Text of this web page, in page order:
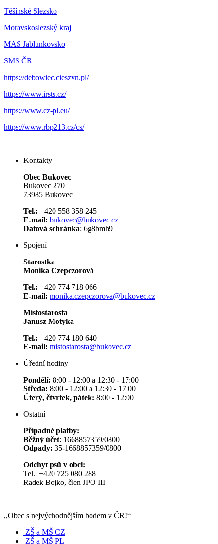
Těšínské Slezsko
Moravskoslezský kraj
MAS Jablunkovsko
SMS ČR
https://debowiec.cieszyn.pl/
https://www.irsts.cz/
https://www.cz-pl.eu/
https://www.rbp213.cz/cs/
Kontakty
Obec Bukovec
Bukovec 270
73985 Bukovec
Tel.: +420 558 358 245
E-mail: bukovec@bukovec.cz
Datová schránka: 6g8bmh9
Spojení
Starostka
Monika Czepczorová
Tel.: +420 774 718 066
E-mail: monika.czepczorova@bukovec.cz
Místostarosta
Janusz Motyka
Tel.: +420 774 180 640
E-mail: mistostarosta@bukovec.cz
Úřední hodiny
Pondělí: 8:00 - 12:00 a 12:30 - 17:00
Středa: 8:00 - 12:00 a 12:30 - 17:00
Úterý, čtvrtek, pátek: 8:00 - 12:00
Ostatní
Případné platby:
Běžný účet: 1668857359/0800
Odpady: 35-1668857359/0800
Odchyt psů v obci:
Tel.: +420 725 080 288
Radek Bojko, člen JPO III
,,Obec s nejvýchodnějším bodem v ČR!‘‘
ZŠ a MŠ CZ
ZŠ a MŠ PL